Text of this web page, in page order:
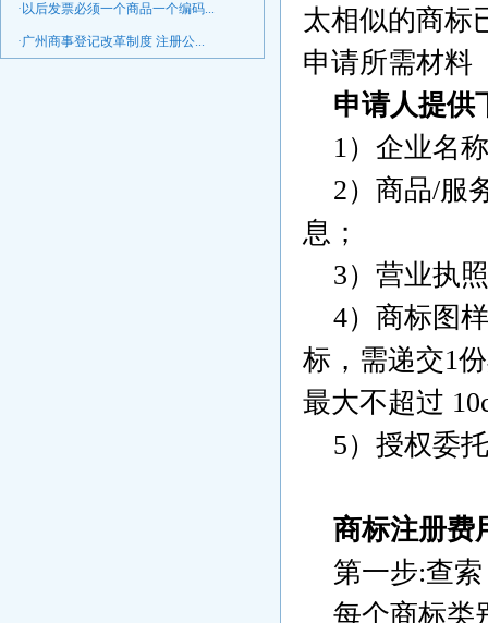
·以后发票必须一个商品一个编码...
·广州商事登记改革制度 注册公...
太相似的商标
申请所需材料
申请人提供
1）企业名
2）商品/服
息；
3）营业执
4）商标图样
标，需递交1
最大不超过
5）授权委
商标注册费
第一步:查索
每个商标类